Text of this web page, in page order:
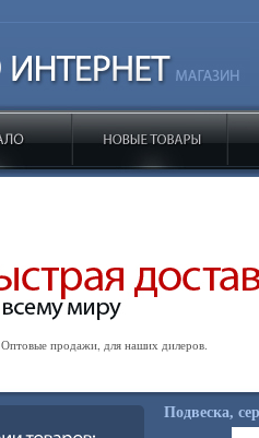
Оптовые продажи, для наших дилеров.
Подвеска,